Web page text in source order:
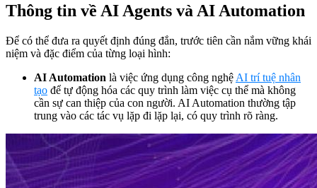
Thông tin về AI Agents và AI Automation
Để có thể đưa ra quyết định đúng đắn, trước tiên cần nắm vững khái
niệm và đặc điểm của từng loại hình:
AI Automation là việc ứng dụng công nghệ AI trí tuệ nhân
tạo để tự động hóa các quy trình làm việc cụ thể mà không
cần sự can thiệp của con người. AI Automation thường tập
trung vào các tác vụ lặp đi lặp lại, có quy trình rõ ràng.